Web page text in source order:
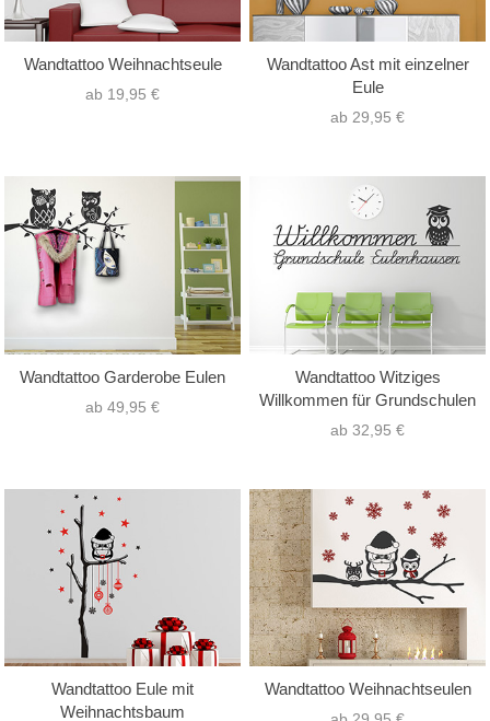
Wandtattoo Weihnachtseule
ab 19,95 €
Wandtattoo Ast mit einzelner
Eule
ab 29,95 €
Wandtattoo Garderobe Eulen
ab 49,95 €
Wandtattoo Witziges
Willkommen für Grundschulen
ab 32,95 €
Wandtattoo Eule mit
Weihnachtsbaum
Wandtattoo Weihnachtseulen